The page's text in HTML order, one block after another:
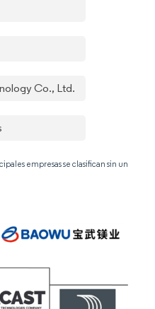
Co., Ltd.
empresas se clasifican sin un